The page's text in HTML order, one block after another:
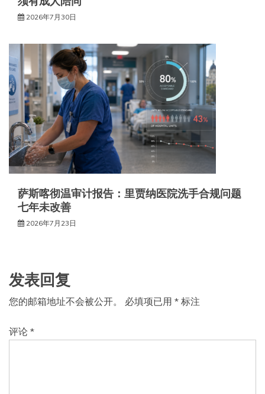
2026年7月30日
萨斯喀彻温审计报告：里贾纳医院洗手合规问题
七年未改善
2026年7月23日
发表回复
您的邮箱地址不会被公开。 必填项已用 * 标注
评论 *